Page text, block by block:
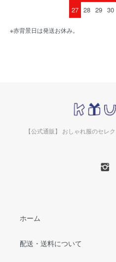
27 28 29 30
※赤背景日は発送お休み。
【公式通販】 おしゃれ服のセレ
ホーム
配送・送料について